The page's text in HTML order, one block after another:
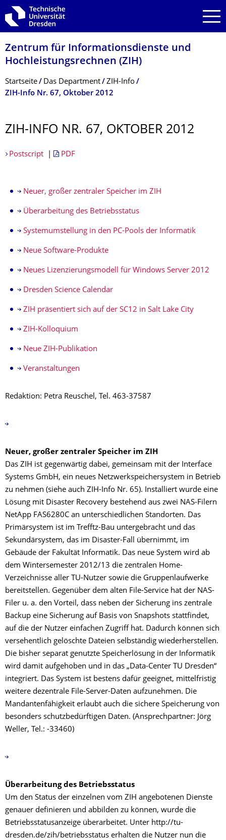
Zur Hauptnavigation springen
Zur Suche springen
Zum Inhalt springen
Zentrum für Informations­dienste und
Hochleistungs­rechnen (ZIH)
Breadcrumb-Menü
Startseite Das Department
ZIH-Info
ZIH-Info Nr. 67, Oktober 2012
ZIH-INFO NR. 67, OKTOBER 2012
Postscript| PDF
Neuer, großer zentraler Speicher im ZIH
Überarbeitung des Betriebsstatus
Systemumstellung in den PC-Pools der Informatik
Neue Software-Produkte
Neues Lizenzierungsmodell für Windows Server 2012
Dresden Science Calendar
ZIH präsentiert sich auf der SC12 in Salt Lake City
ZIH-Kolloquium
Neue ZIH-Publikation
Veranstaltungen
Redaktion: Petra Reuschel, Tel. 463-37587
Neuer, großer zentraler Speicher im ZIH
Das ZIH ist gegenwärtig dabei, gemeinsam mit der Interface
Systems GmbH, ein neues Netzwerkspeichersystem in Betrieb
zu nehmen (siehe auch ZIH-Info Nr. 65). Installiert wurde eine
Lösung mit Disaster Recovery bestehend aus zwei NAS-Filern
NetApp FAS6280C an unterschiedlichen Standorten. Das
Primärsystem ist im Trefftz-Bau untergebracht und das
Sekundärsystem, das im Disaster-Fall übernimmt, im
Gebäude der Fakultät Informatik. Das neue System wird ab
dem Wintersemester 2012/13 die zentralen Home-
Verzeichnisse aller TU-Nutzer sowie die Gruppenlaufwerke
bereitstellen. Gegenüber dem alten File-Service hat der NAS-
Filer u. a. den Vorteil, dass neben der Sicherung ins zentrale
Backup eine Sicherung auf Basis von Snapshots stattfindet,
auf die der Nutzer einfachen Zugriff hat. Dadurch können sich
versehentlich gelöschte Dateien selbständig wiederherstellen.
Die bisher separat genutzte Speicherlösung in der Informatik
wird damit aufgehoben und in das „Data-Center TU Dresden“
integriert. Das System ist bestens dafür geeignet, mittelfristig
weitere dezentrale File-Server-Daten aufzunehmen. Die
Mandantenfähigkeit erlaubt auch die sichere Speicherung von
besonders schutzbedürftigen Daten. (Ansprechpartner: Jörg
Weller, Tel.: -33460)
Überarbeitung des Betriebsstatus
Um den Status der einzelnen vom ZIH angebotenen Dienste
genauer definieren und abbilden zu können, wurde die
Betriebsstatusanzeige überarbeitet. Unter http://tu-
dresden.de/zih/betriebsstatus erhalten die Nutzer nun die